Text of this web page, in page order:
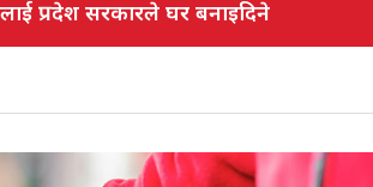
प्रदेश सरकारले घर बनाइदिने